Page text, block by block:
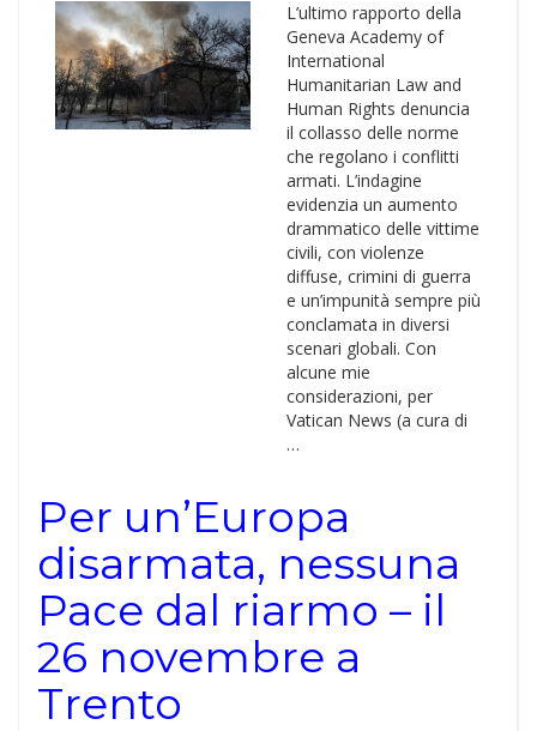
L’ultimo rapporto della
Geneva Academy of
International
Humanitarian Law and
Human Rights denuncia
il collasso delle norme
che regolano i conflitti
armati. L’indagine
evidenzia un aumento
drammatico delle vittime
civili, con violenze
diffuse, crimini di guerra
e un’impunità sempre più
conclamata in diversi
scenari globali. Con
alcune mie
considerazioni, per
Vatican News (a cura di
…
Per un’Europa
disarmata, nessuna
Pace dal riarmo – il
26 novembre a
Trento